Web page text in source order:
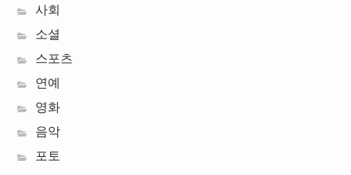
사회
소셜
스포츠
연예
영화
음악
포토